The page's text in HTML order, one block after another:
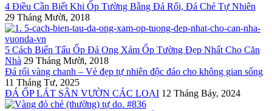
4 Điều Cần Biết Khi Ốp Tường Bằng Đá Rối, Đá Chẻ Tự Nhiên
29 Tháng Mười, 2018
5 Cách Biến Tấu Ốp Đá Ong Xám Ốp Tường Đẹp Nhất Cho Căn
Nhà 29 Tháng Mười, 2018
Đá rối vàng chanh – Vẻ đẹp tự nhiên độc đáo cho không gian sống
11 Tháng Tư, 2025
ĐÁ ỐP LÁT SÂN VƯỜN CÁC LOẠI 12 Tháng Bảy, 2024